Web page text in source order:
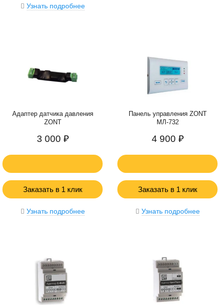
Узнать подробнее
Адаптер датчика давления
ZONT
3 000 ₽
Заказать в 1 клик
Узнать подробнее
Панель управления ZONT
МЛ-732
4 900 ₽
Заказать в 1 клик
Узнать подробнее